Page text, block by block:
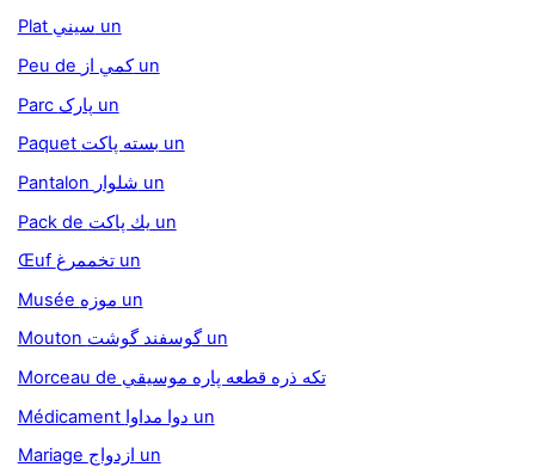
Plat سيني un
Peu de کمي از un
Parc پارک un
Paquet بسته پاکت un
Pantalon شلوار un
Pack de يك پاكت un
Œuf تخممرغ un
Musée موزه un
Mouton گوسفند گوشت un
Morceau de تکه ذره قطعه پاره موسيقي
Médicament دوا مداوا un
Mariage ازدواج un